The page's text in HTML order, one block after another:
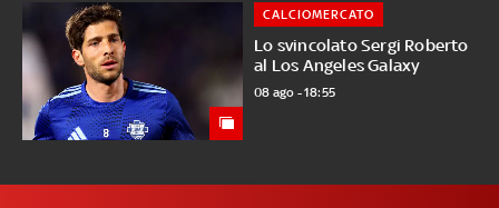
Lo svincolato Sergi Roberto
al Los Angeles Galaxy
CALCIOMERCATO
08 ago - 18:55